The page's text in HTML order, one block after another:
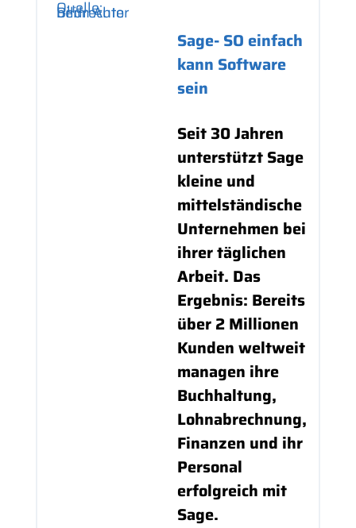
Quelle:
Bildrechte beim Autor
Sage- SO einfach
kann Software
sein
Seit 30 Jahren
unterstützt Sage
kleine und
mittelständische
Unternehmen bei
ihrer täglichen
Arbeit. Das
Ergebnis: Bereits
über 2 Millionen
Kunden weltweit
managen ihre
Buchhaltung,
Lohnabrechnung,
Finanzen und ihr
Personal
erfolgreich mit
Sage.